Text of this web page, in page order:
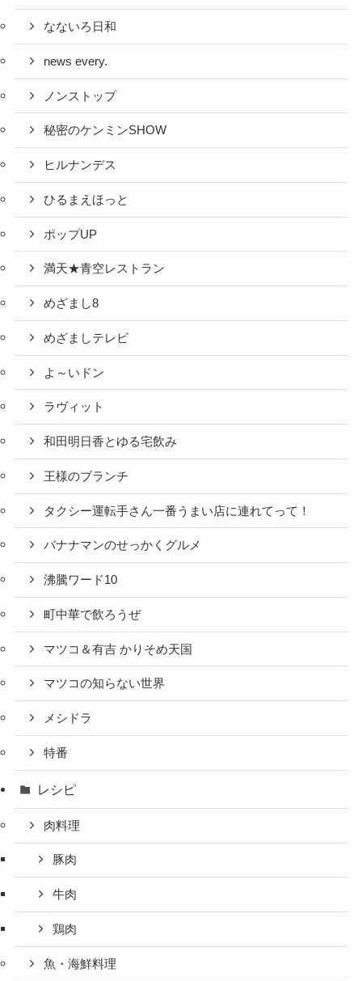
なないろ日和
news every.
ノンストップ
秘密のケンミンSHOW
ヒルナンデス
ひるまえほっと
ポップUP
満天★青空レストラン
めざまし8
めざましテレビ
よ～いドン
ラヴィット
和田明日香とゆる宅飲み
王様のブランチ
タクシー運転手さん一番うまい店に連れてって！
バナナマンのせっかくグルメ
沸騰ワード10
町中華で飲ろうぜ
マツコ＆有吉 かりそめ天国
マツコの知らない世界
メシドラ
特番
レシピ
肉料理
豚肉
牛肉
鶏肉
魚・海鮮料理